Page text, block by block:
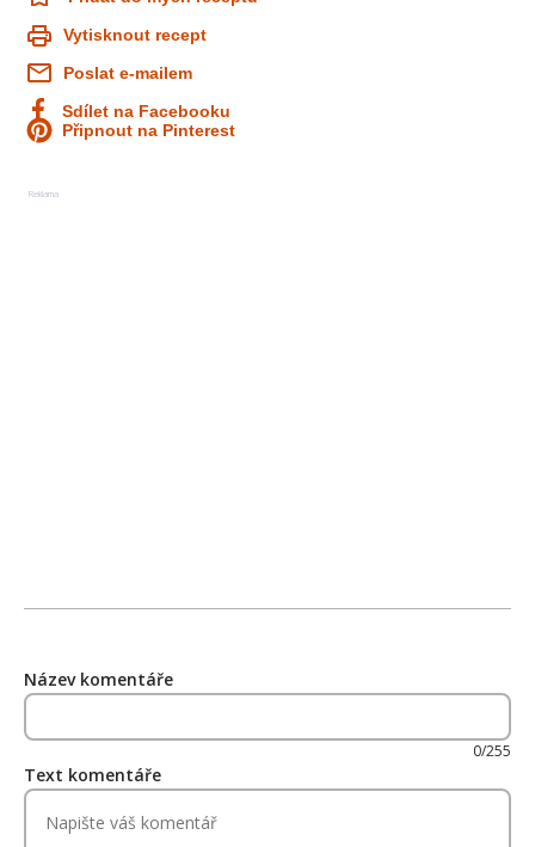
Vytisknout recept
Poslat e-mailem
Sdílet na Facebooku
Připnout na Pinterest
Reklama
Název komentáře
0/255
Text komentáře